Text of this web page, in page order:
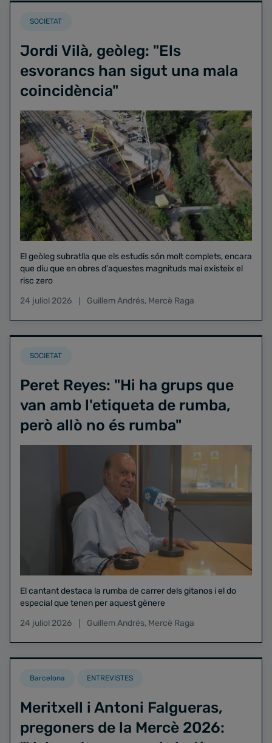
SOCIETAT
Jordi Vilà, geòleg: "Els
esvorancs han sigut una mala
coincidència"
El geòleg subratlla que els estudis són molt complets, encara
que diu que en obres d'aquestes magnituds mai existeix el
risc zero
24 juliol 2026
Guillem Andrés, Mercè Raga
SOCIETAT
Peret Reyes: "Hi ha grups que
van amb l'etiqueta de rumba,
però allò no és rumba"
El cantant destaca la rumba de carrer dels gitanos i el do
especial que tenen per aquest gènere
24 juliol 2026
Guillem Andrés, Mercè Raga
Barcelona ENTREVISTES
Meritxell i Antoni Falgueras,
pregoners de la Mercè 2026: